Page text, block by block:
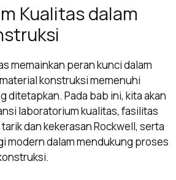
Kualitas dalam
memainkan peran kunci dalam
konstruksi memenuhi
ditetapkan. Pada bab ini, kita akan
laboratorium kualitas, fasilitas
dan kekerasan Rockwell, serta
modern dalam mendukung proses